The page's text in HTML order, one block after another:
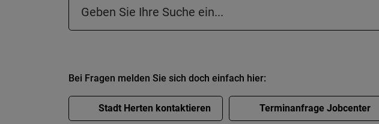
Suchfeld in der Fußzeile
Bei Fragen melden Sie sich doch einfach hier:
Stadt Herten kontaktieren Terminanfrage Jobcenter